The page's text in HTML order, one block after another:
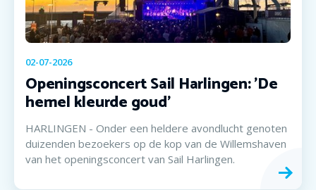
02-07-2026
Openingsconcert Sail Harlingen: 'De
hemel kleurde goud'
HARLINGEN - Onder een heldere avondlucht genoten
duizenden bezoekers op de kop van de Willemshaven
van het openingsconcert van Sail Harlingen.